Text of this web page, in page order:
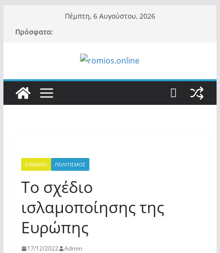
περιεχόμενο
Πέμπτη, 6 Αυγούστου, 2026
Πρόσφατα:
ΕΠΙΚΑΙΡΟ ΠΟΛΙΤΙΣΜΟΣ
Τo σχέδιο
ισλαμοποίησης της
Ευρώπης
17/12/2022 Admin